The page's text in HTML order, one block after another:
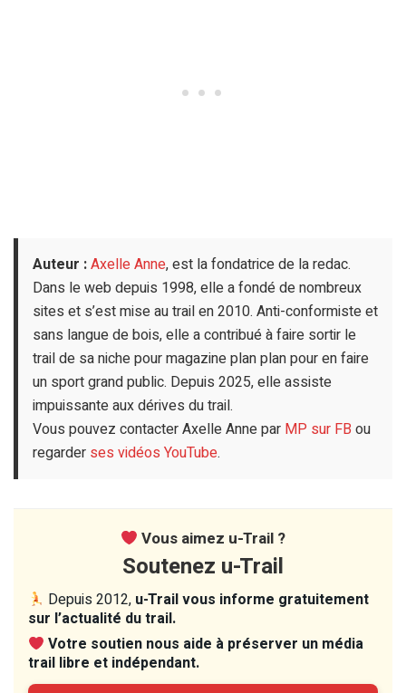
Auteur :Axelle Anne, est la fondatrice de la redac.
Dans le web depuis 1998, elle a fondé de nombreux
sites et s’est mise au trail en 2010. Anti-conformiste et
sans langue de bois, elle a contribué à faire sortir le
trail de sa niche pour magazine plan plan pour en faire
un sport grand public. Depuis 2025, elle assiste
impuissante aux dérives du trail.
Vous pouvez contacter Axelle Anne par MP sur FB ou
regarder ses vidéos YouTube.
Vous aimez u-Trail ?
Soutenez u-Trail
Depuis 2012, u-Trail vous informe gratuitement
sur l’actualité du trail.
Votre soutien nous aide à préserver un média
trail libre et indépendant.